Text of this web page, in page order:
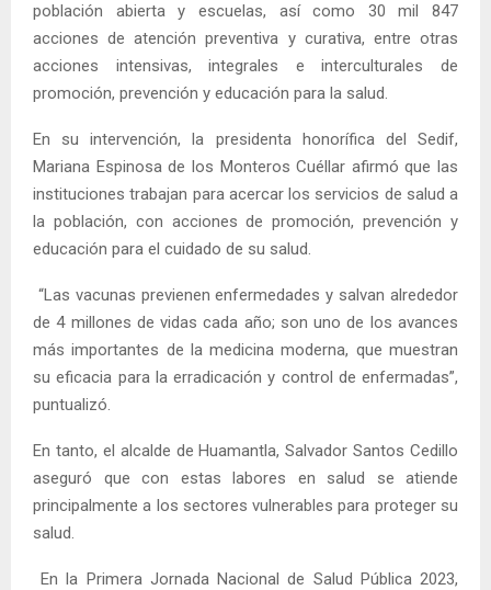
población abierta y escuelas, así como 30 mil 847
acciones de atención preventiva y curativa, entre otras
acciones intensivas, integrales e interculturales de
promoción, prevención y educación para la salud.
En su intervención, la presidenta honorífica del Sedif,
Mariana Espinosa de los Monteros Cuéllar afirmó que las
instituciones trabajan para acercar los servicios de salud a
la población, con acciones de promoción, prevención y
educación para el cuidado de su salud.
“Las vacunas previenen enfermedades y salvan alrededor
de 4 millones de vidas cada año; son uno de los avances
más importantes de la medicina moderna, que muestran
su eficacia para la erradicación y control de enfermadas”,
puntualizó.
En tanto, el alcalde de Huamantla, Salvador Santos Cedillo
aseguró que con estas labores en salud se atiende
principalmente a los sectores vulnerables para proteger su
salud.
En la Primera Jornada Nacional de Salud Pública 2023,